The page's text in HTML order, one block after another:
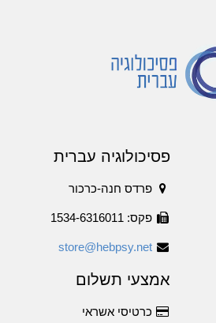
פסיכולוגיה עברית
פרדס חנה-כרכור
פקס: 1534-6316011
store@hebpsy.net
אמצעי תשלום
כרטיסי אשראי